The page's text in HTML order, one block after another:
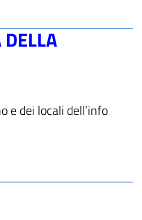
e dei locali dell’info